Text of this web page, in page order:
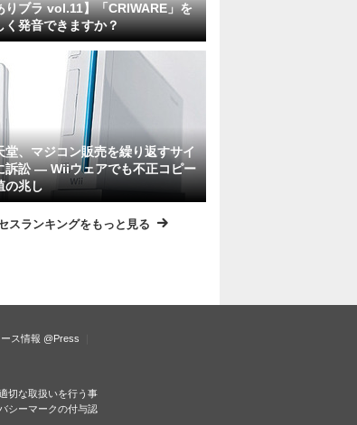
りブラ vol.11】「CRIWARE」を
く発音できますか？
堂、マジコン販売を繰り返すサイ
訴訟 ― Wiiウェアでも不正コピー
の兆し
スランキングをもっと見る
ス情報 @Press
切な取扱いを行う事
シーマークの付与認